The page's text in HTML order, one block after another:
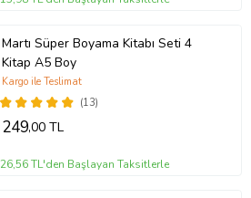
Martı Süper Boyama Kitabı Seti 4
Kitap A5 Boy
(13)
Kargo ile Teslimat
249,00 TL
26,56 TL'den Başlayan Taksitlerle